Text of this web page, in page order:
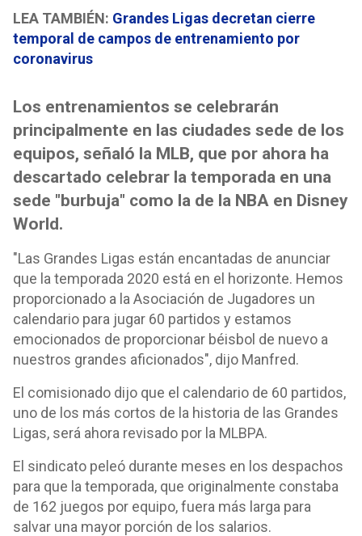
LEA TAMBIÉN: Grandes Ligas decretan cierre
temporal de campos de entrenamiento por
coronavirus
Los entrenamientos se celebrarán
principalmente en las ciudades sede de los
equipos, señaló la MLB, que por ahora ha
descartado celebrar la temporada en una
sede "burbuja" como la de la NBA en Disney
World.
"Las Grandes Ligas están encantadas de anunciar
que la temporada 2020 está en el horizonte. Hemos
proporcionado a la Asociación de Jugadores un
calendario para jugar 60 partidos y estamos
emocionados de proporcionar béisbol de nuevo a
nuestros grandes aficionados", dijo Manfred.
El comisionado dijo que el calendario de 60 partidos,
uno de los más cortos de la historia de las Grandes
Ligas, será ahora revisado por la MLBPA.
El sindicato peleó durante meses en los despachos
para que la temporada, que originalmente constaba
de 162 juegos por equipo, fuera más larga para
salvar una mayor porción de los salarios.